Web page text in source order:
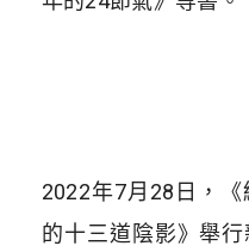
2022年7月28日，
的十三道陰影》舉